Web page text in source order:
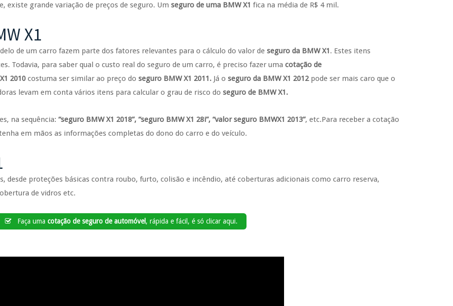
existe grande variação de preços de seguro. Um seguro de uma BMW X1 fica na média de R$ 4 mil.
X1
de um carro fazem parte dos fatores relevantes para o cálculo do valor de seguro da BMW X1. Estes itens
Todavia, para saber qual o custo real do seguro de um carro, é preciso fazer uma cotação de
2010 costuma ser similar ao preço do seguro BMW X1 2011. Já o seguro da BMW X1 2012 pode ser mais caro que o
levam em conta vários itens para calcular o grau de risco do seguro de BMW X1.
na sequência: “seguro BMW X1 2018”, “seguro BMW X1 28i”, “valor seguro BMWX1 2013”, etc.Para receber a cotação
em mãos as informações completas do dono do carro e do veículo.
desde proteções básicas contra roubo, furto, colisão e incêndio, até coberturas adicionais como carro reserva,
de vidros etc.
Faça uma cotação de seguro de automóvel, rápida e fácil, é só clicar aqui.